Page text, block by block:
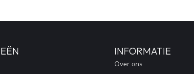
INFORMATIE
Over ons